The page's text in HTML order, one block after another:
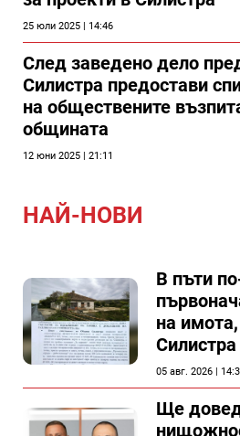
25 юли 2025 | 14:46
След заведено дело
Силистра предостави
на обществените
общината
12 юни 2025 | 21:11
НАЙ-НОВИ
В пъти
на
спирка,
05 авг. 2026 |
Ще